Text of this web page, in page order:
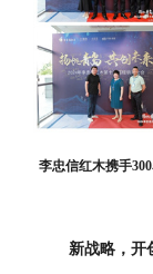
李忠信红木携手
新战略，开